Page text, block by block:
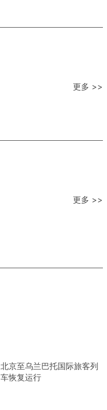
更多 >>
更多 >>
北京至乌兰巴托国际旅客列
车恢复运行